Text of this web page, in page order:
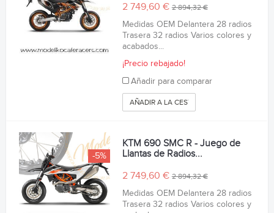
2 749,60 €2 894,32 €
Medidas OEM Delantera 28 radios
Trasera 32 radios Varios colores y
acabados...
¡Precio rebajado!
Añadir para comparar
AÑADIR A LA CESTA
-5%
KTM 690 SMC R - Juego de
Llantas de Radios...
2 749,60 €2 894,32 €
Medidas OEM Delantera 28 radios
Trasera 32 radios Varios colores y